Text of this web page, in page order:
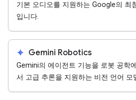
기본 오디오를 지원하는 Google의 최
입니다.
spark Gemini Robotics
Gemini의 에이전트 기능을 로봇 공학
서 고급 추론을 지원하는 비전 언어 모